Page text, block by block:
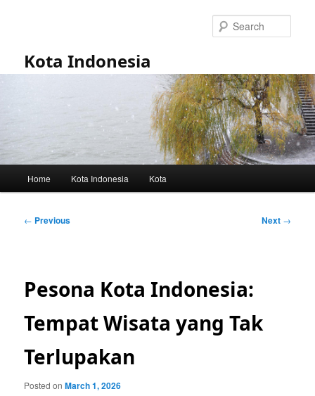
Kota Indonesia
Home Kota Indonesia Kota
Post
← Previous Next →
Pesona Kota Indonesia:
Tempat Wisata yang Tak
Terlupakan
Posted onMarch 1, 2026